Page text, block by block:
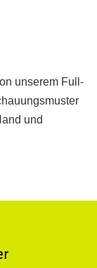
unserem Full-
und